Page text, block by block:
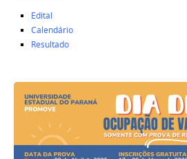
Edital
Calendário
Resultado